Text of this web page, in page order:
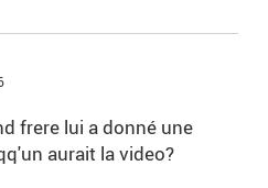
frere lui a donné une
aurait la video?